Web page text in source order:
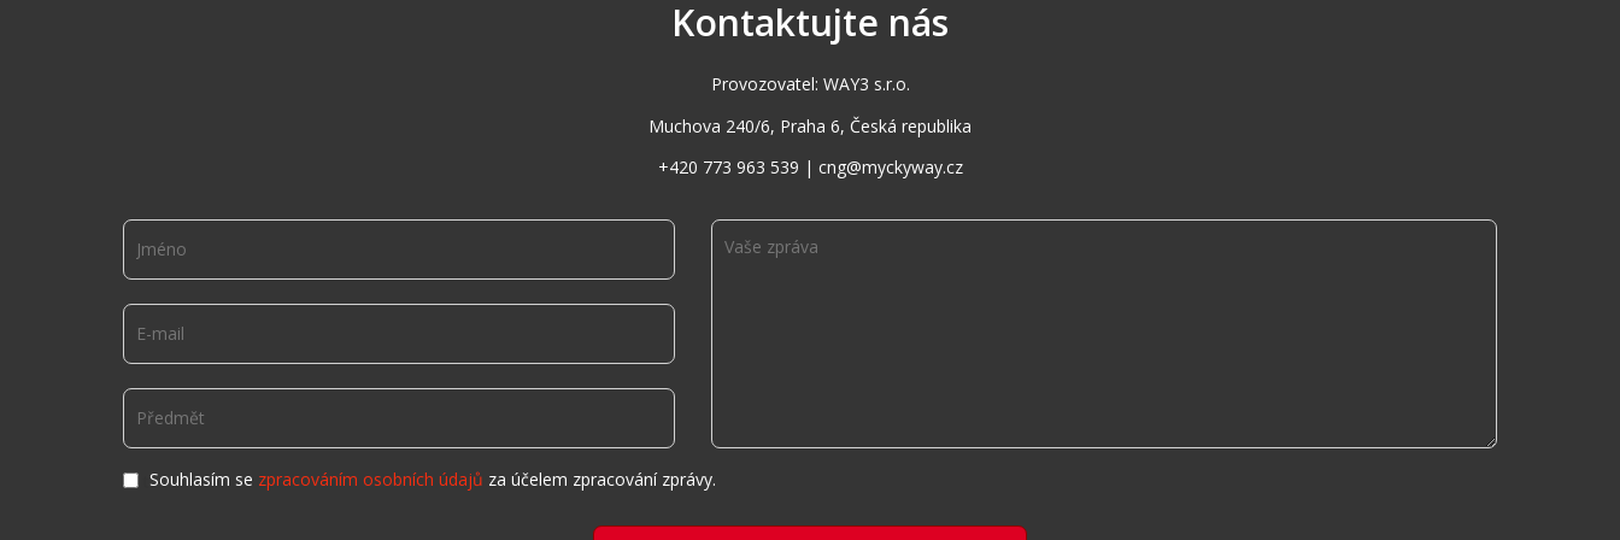
Kontaktujte nás
Provozovatel: WAY3 s.r.o.
Muchova 240/6, Praha 6, Česká republika
+420 773 963 539 | cng@myckyway.cz
Souhlasím se zpracováním osobních údajů za účelem zpracování zprávy.